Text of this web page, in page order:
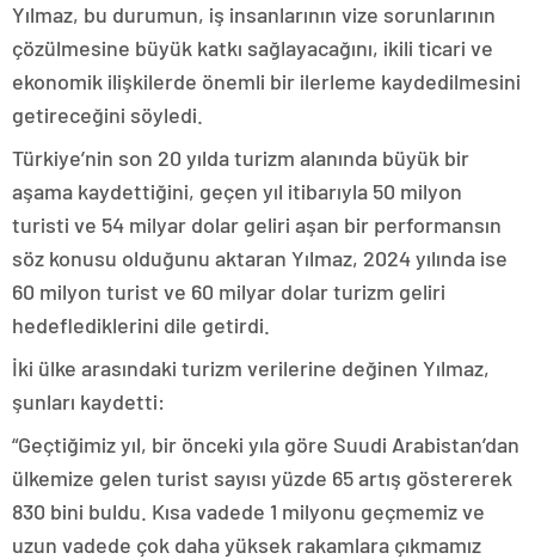
Yılmaz, bu durumun, iş insanlarının vize sorunlarının
çözülmesine büyük katkı sağlayacağını, ikili ticari ve
ekonomik ilişkilerde önemli bir ilerleme kaydedilmesini
getireceğini söyledi.
Türkiye’nin son 20 yılda turizm alanında büyük bir
aşama kaydettiğini, geçen yıl itibarıyla 50 milyon
turisti ve 54 milyar dolar geliri aşan bir performansın
söz konusu olduğunu aktaran Yılmaz, 2024 yılında ise
60 milyon turist ve 60 milyar dolar turizm geliri
hedeflediklerini dile getirdi.
İki ülke arasındaki turizm verilerine değinen Yılmaz,
şunları kaydetti:
“Geçtiğimiz yıl, bir önceki yıla göre Suudi Arabistan’dan
ülkemize gelen turist sayısı yüzde 65 artış göstererek
830 bini buldu. Kısa vadede 1 milyonu geçmemiz ve
uzun vadede çok daha yüksek rakamlara çıkmamız